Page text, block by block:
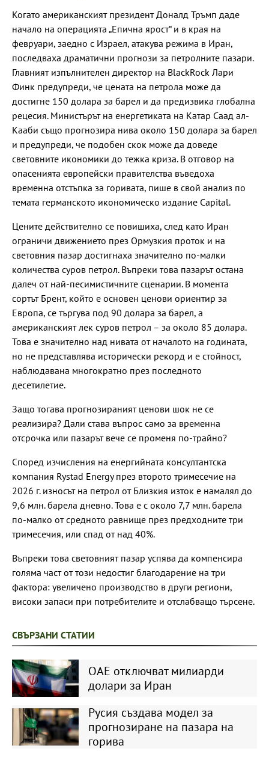
Когато американският президент Доналд Тръмп даде
начало на операцията „Епична ярост“ и в края на
февруари, заедно с Израел, атакува режима в Иран,
последваха драматични прогнози за петролните пазари.
Главният изпълнителен директор на BlackRock Лари
Финк предупреди, че цената на петрола може да
достигне 150 долара за барел и да предизвика глобална
рецесия. Министърът на енергетиката на Катар Саад ал-
Кааби също прогнозира нива около 150 долара за барел
и предупреди, че подобен скок може да доведе
световните икономики до тежка криза. В отговор на
опасенията европейски правителства въведоха
временна отстъпка за горивата, пише в свой анализ по
темата германското икономическо издание Capital.
Цените действително се повишиха, след като Иран
ограничи движението през Ормузкия проток и на
световния пазар достигнаха значително по-малки
количества суров петрол. Въпреки това пазарът остана
далеч от най-песимистичните сценарии. В момента
сортът Брент, който е основен ценови ориентир за
Европа, се търгува под 90 долара за барел, а
американският лек суров петрол – за около 85 долара.
Това е значително над нивата от началото на годината,
но не представлява исторически рекорд и е стойност,
наблюдавана многократно през последното
десетилетие.
Защо тогава прогнозираният ценови шок не се
реализира? Дали става въпрос само за временна
отсрочка или пазарът вече се променя по-трайно?
Според изчисления на енергийната консултантска
компания Rystad Energy през второто тримесечие на
2026 г. износът на петрол от Близкия изток е намалял до
9,6 млн. барела дневно. Това е с около 7,7 млн. барела
по-малко от средното равнище през предходните три
тримесечия, или спад от над 40%.
Въпреки това световният пазар успява да компенсира
голяма част от този недостиг благодарение на три
фактора: увеличено производство в други региони,
високи запаси при потребителите и отслабващо търсене.
СВЪРЗАНИ СТАТИИ
ОАЕ отключват милиарди
долари за Иран
Русия създава модел за
прогнозиране на пазара на
горива